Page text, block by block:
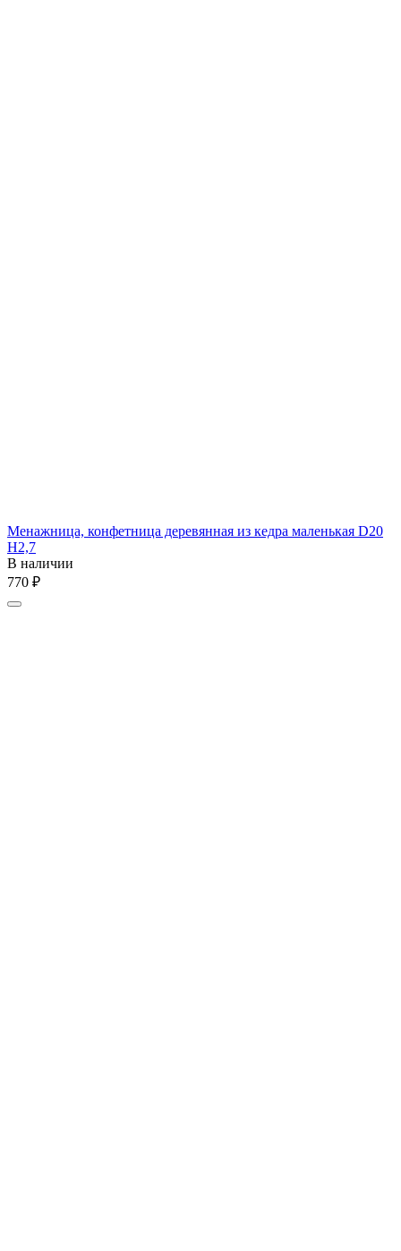
Менажница, конфетница деревянная из кедра маленькая D20
H2,7
В наличии
‍770‍ ₽